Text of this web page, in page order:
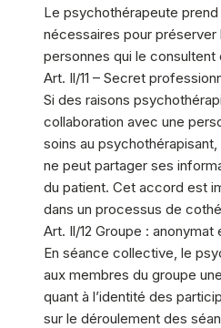
Le psychothérapeute
nécessaires pour préserver
personnes qui le consultent
Art. Il/11 – Secret
Si des raisons
collaboration avec une
soins au
ne peut partager ses
du patient. Cet accord est
dans un processus de
Art. Il/12 Groupe :
En séance collective, le
aux membres du groupe
quant à l’identité des
sur le déroulement des